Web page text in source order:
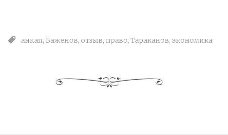
анкап,Баженов, отзыв, право,Тараканов,экономика